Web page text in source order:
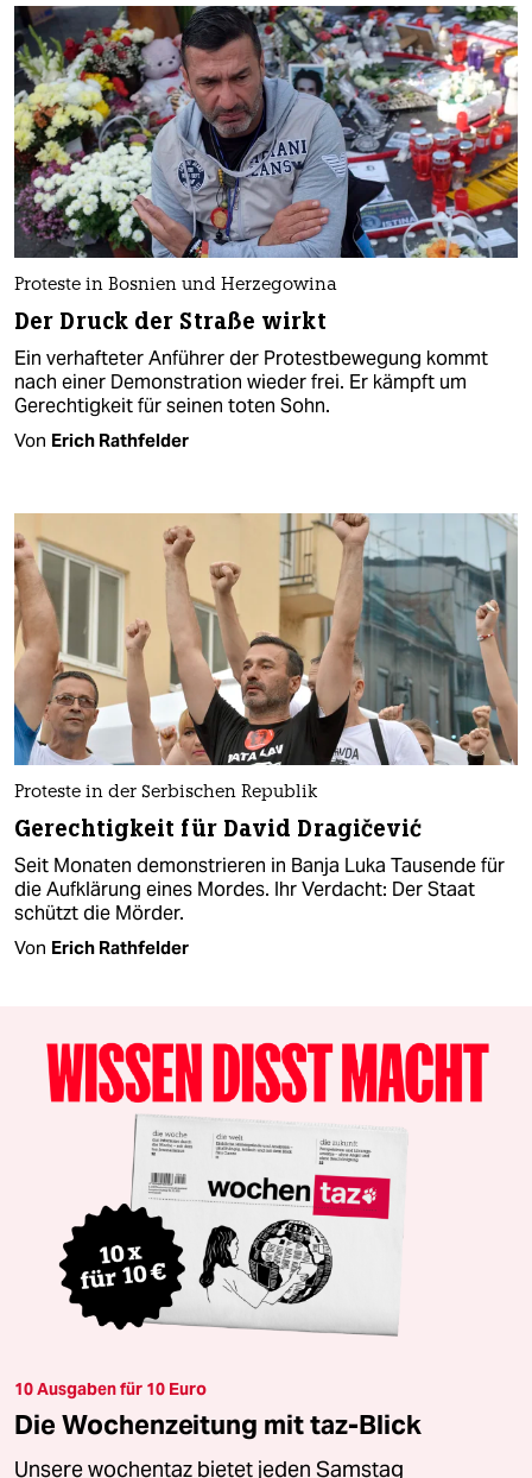
Proteste in Bosnien und Herzegowina
Der Druck der Straße wirkt
Ein verhafteter Anführer der Protestbewegung kommt
nach einer Demonstration wieder frei. Er kämpft um
Gerechtigkeit für seinen toten Sohn.
Von Erich Rathfelder
Proteste in der Serbischen Republik
Gerechtigkeit für David Dragičević
Seit Monaten demonstrieren in Banja Luka Tausende für
die Aufklärung eines Mordes. Ihr Verdacht: Der Staat
schützt die Mörder.
Von Erich Rathfelder
10 Ausgaben für 10 Euro
Die Wochenzeitung mit taz-Blick
Unsere wochentaz bietet jeden Samstag